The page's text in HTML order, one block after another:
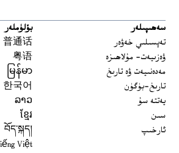
سەھىپىلەر
تەپسىلىي خەۋەر
ۋەزىيەت- مۇلاھىزە
مەدەنىيەت ۋە تارىخ
تارىخ-بۈگۈن
يەتتە سۇ
سىن
ئارخىپ
بۆلۈملەر
普通话
粤语
မြန်မာ
한국어
ລາວ
ខ្មែរ
བོད་སྐད།
Việt